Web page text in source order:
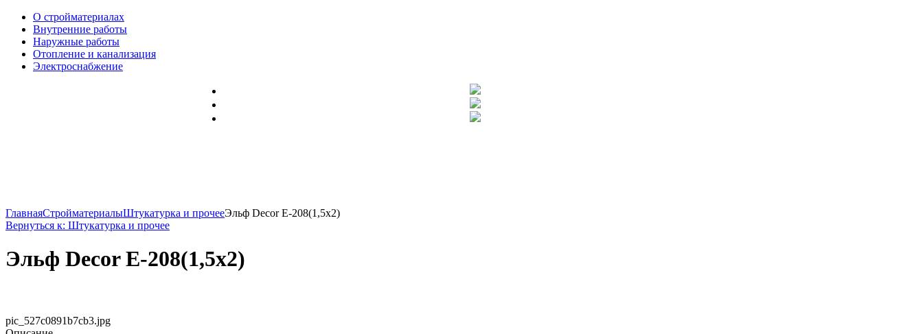
О стройматериалах
Внутренние работы
Наружные работы
Отопление и канализация
Электроснабжение
ГлавнаяСтройматериалыШтукатурка и прочееЭльф Decor E-208(1,5x2)
Вернуться к: Штукатурка и прочее
Эльф Decor E-208(1,5x2)
pic_527c0891b7cb3.jpg